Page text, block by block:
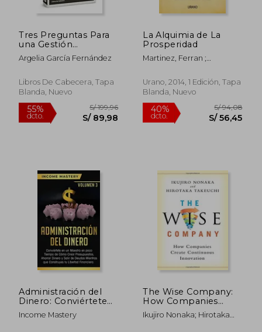
Tres Preguntas Para
una Gestión
Económica
Inteligente
Argelia García Fernández
Libros De Cabecera, Tapa
Blanda, Nuevo
La Alquimia de La
Prosperidad
Martinez, Ferran ;
Urano, 2014, 1 Edición, Tapa
Blanda, Nuevo
Administración del
Dinero: Conviértete
en un Maestro en
Poco Tiempo de
Income Mastery
The Wise Company:
How Companies
Create Continuous
Innovation (en
Ikujiro Nonaka; Hirotaka